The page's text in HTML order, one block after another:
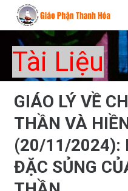
Tài Liệu
GIÁO LÝ VỀ
THẦN VÀ
(20/11/2024):
ĐẶC SỦNG